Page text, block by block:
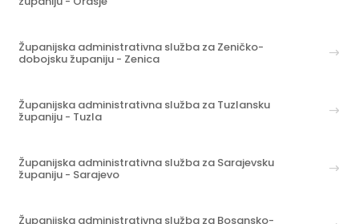
Županijska administrativna služba za Zeničko-
dobojsku županiju - Zenica
Županijska administrativna služba za Tuzlansku
županiju - Tuzla
Županijska administrativna služba za Sarajevsku
županiju - Sarajevo
Županijska administrativna služba za Bosansko-